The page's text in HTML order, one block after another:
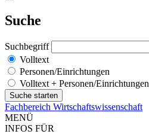
Suche
Suchbegriff
Volltext
Personen/Einrichtungen
Volltext + Personen/Einrichtungen
Fachbereich Wirtschaftswissenschaft
MENÜ
INFOS FÜR